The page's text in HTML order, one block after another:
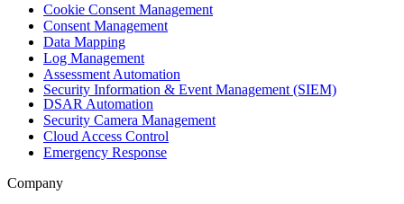
Cookie Consent Management
Consent Management
Data Mapping
Log Management
Assessment Automation
Security Information & Event Management (SIEM)
DSAR Automation
Security Camera Management
Cloud Access Control
Emergency Response
Company